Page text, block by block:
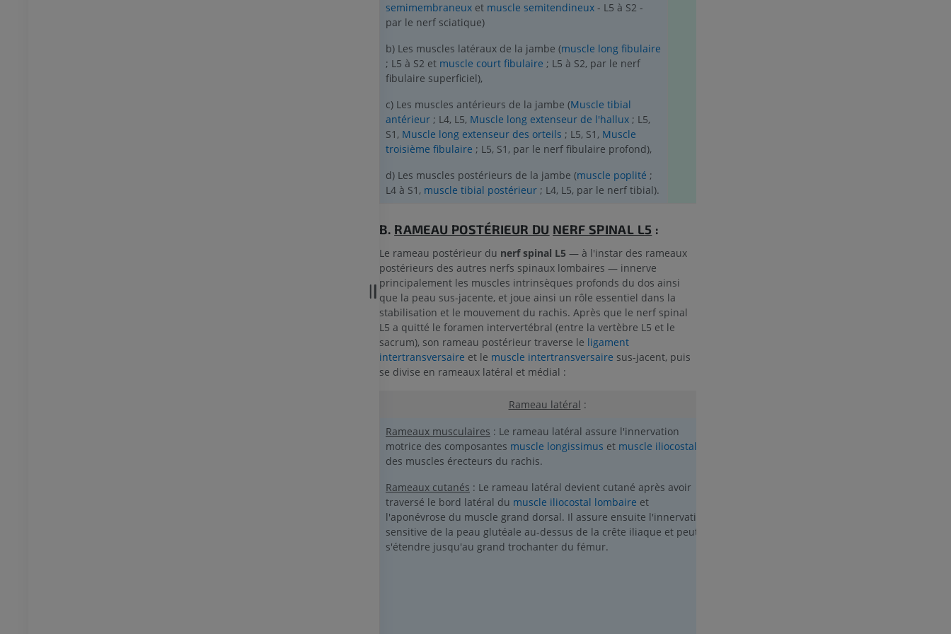
semimembraneux et muscle semitendineux - L5 à S2 -
par le nerf sciatique)
b) Les muscles latéraux de la jambe (muscle long fibulaire
; L5 à S2 et muscle court fibulaire ; L5 à S2, par le nerf
fibulaire superficiel),
c) Les muscles antérieurs de la jambe (Muscle tibial
antérieur ; L4, L5, Muscle long extenseur de l'hallux ; L5,
S1, Muscle long extenseur des orteils ; L5, S1, Muscle
troisième fibulaire ; L5, S1, par le nerf fibulaire profond),
d) Les muscles postérieurs de la jambe (muscle poplité ;
L4 à S1, muscle tibial postérieur ; L4, L5, par le nerf tibial).
B. RAMEAU POSTÉRIEUR DU NERF SPINAL L5 :
Le rameau postérieur du nerf spinal L5 — à l'instar des rameaux
postérieurs des autres nerfs spinaux lombaires — innerve
principalement les muscles intrinsèques profonds du dos ainsi
que la peau sus-jacente, et joue ainsi un rôle essentiel dans la
stabilisation et le mouvement du rachis. Après que le nerf spinal
L5 a quitté le foramen intervertébral (entre la vertèbre L5 et le
sacrum), son rameau postérieur traverse le ligament
intertransversaire et le muscle intertransversaire sus-jacent, puis
se divise en rameaux latéral et médial :
Rameau latéral :
Rameaux musculaires : Le rameau latéral assure l'innervation
motrice des composantes muscle longissimus et muscle iliocostal
des muscles érecteurs du rachis.
Rameaux cutanés : Le rameau latéral devient cutané après avoir
traversé le bord latéral du muscle iliocostal lombaire et
l'aponévrose du muscle grand dorsal. Il assure ensuite l'innervation
sensitive de la peau glutéale au-dessus de la crête iliaque et peut
s'étendre jusqu'au grand trochanter du fémur.